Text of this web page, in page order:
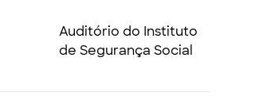
Auditório do Instituto
de Segurança Social